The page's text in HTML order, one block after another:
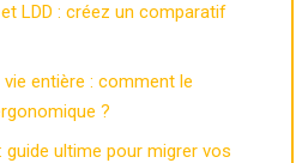
LDD : créez un comparatif
entière : comment le
?
ultime pour migrer vos